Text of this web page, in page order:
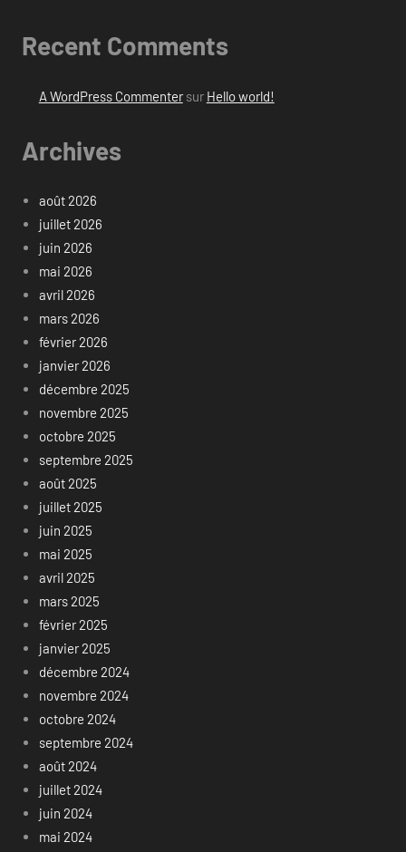
Recent Comments
A WordPress Commentersur Hello world!
Archives
août 2026
juillet 2026
juin 2026
mai 2026
avril 2026
mars 2026
février 2026
janvier 2026
décembre 2025
novembre 2025
octobre 2025
septembre 2025
août 2025
juillet 2025
juin 2025
mai 2025
avril 2025
mars 2025
février 2025
janvier 2025
décembre 2024
novembre 2024
octobre 2024
septembre 2024
août 2024
juillet 2024
juin 2024
mai 2024